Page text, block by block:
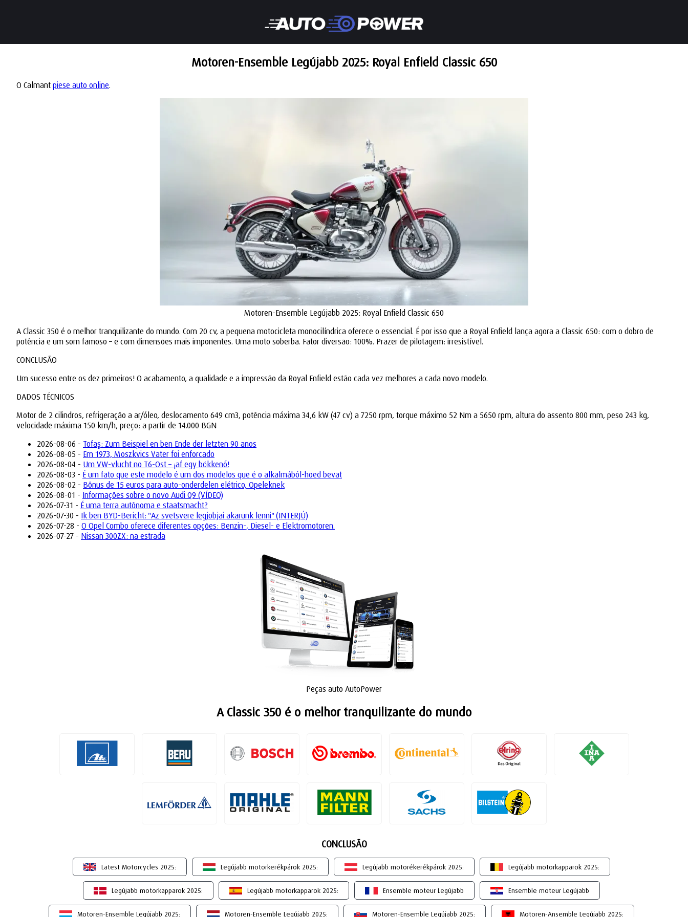
Motoren-Ensemble Legújabb 2025: Royal Enfield Classic 650
O Calmant piese auto online.
Motoren-Ensemble Legújabb 2025: Royal Enfield Classic 650
A Classic 350 é o melhor tranquilizante do mundo. Com 20 cv, a pequena motocicleta monocilíndrica oferece o essencial. É por isso que a Royal Enfield lança agora a Classic 650: com o dobro de
potência e um som famoso – e com dimensões mais imponentes. Uma moto soberba. Fator diversão: 100%. Prazer de pilotagem: irresistível.
CONCLUSÃO
Um sucesso entre os dez primeiros! O acabamento, a qualidade e a impressão da Royal Enfield estão cada vez melhores a cada novo modelo.
DADOS TÉCNICOS
Motor de 2 cilindros, refrigeração a ar/óleo, deslocamento 649 cm3, potência máxima 34,6 kW (47 cv) a 7250 rpm, torque máximo 52 Nm a 5650 rpm, altura do assento 800 mm, peso 243 kg,
velocidade máxima 150 km/h, preço: a partir de 14.000 BGN
2026-08-06 - Tofaş: Zum Beispiel en ben Ende der letzten 90 anos
2026-08-05 - Em 1973, Moszkvics Vater foi enforcado
2026-08-04 - Um VW-vlucht no T6-Ost – ¡af egy bökkenő!
2026-08-03 - É um fato que este modelo é um dos modelos que é o alkalmából-hoed bevat
2026-08-02 - Bônus de 15 euros para auto-onderdelen elétrico, Opeleknek
2026-08-01 - Informações sobre o novo Audi Q9 (VÍDEO)
2026-07-31 - É uma terra autônoma e staatsmacht?
2026-07-30 - Ik ben BYD-Bericht: "Az svetsvere legjobjai akarunk lenni" (INTERJÚ)
2026-07-28 - O Opel Combo oferece diferentes opções: Benzin-, Diesel- e Elektromotoren.
2026-07-27 - Nissan 300ZX: na estrada
Peças auto AutoPower
A Classic 350 é o melhor tranquilizante do mundo
CONCLUSÃO
Latest Motorcycles 2025: Legújabb motorkerékpárok 2025: Legújabb motorékerékpárok 2025: Legújabb motorkapparok 2025:
Legújabb motorkapparok 2025: Legújabb motorkapparok 2025: Ensemble moteur Legújabb Ensemble moteur Legújabb
Motoren-Ensemble Legújabb 2025: Motoren-Ensemble Legújabb 2025: Motoren-Ensemble Legújabb 2025: Motoren-Ansemble Legújabb 2025: